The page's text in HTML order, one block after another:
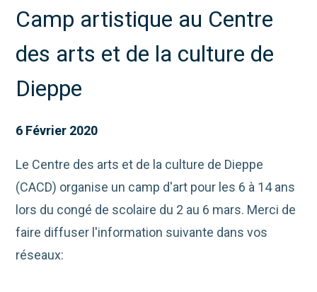
Camp artistique au Centre
des arts et de la culture de
Dieppe
6 Février 2020
Le Centre des arts et de la culture de Dieppe
(CACD) organise un camp d'art pour les 6 à 14 ans
lors du congé de scolaire du 2 au 6 mars. Merci de
faire diffuser l'information suivante dans vos
réseaux: